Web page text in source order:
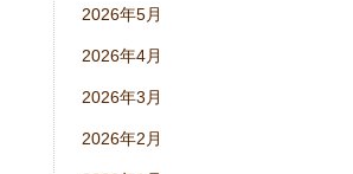
2026年5月
2026年4月
2026年3月
2026年2月